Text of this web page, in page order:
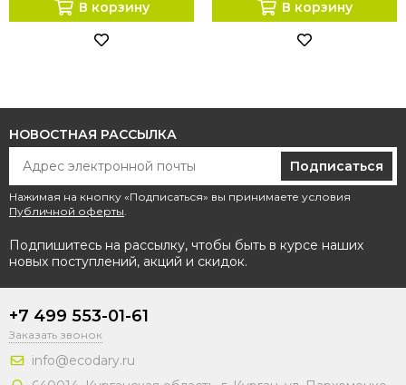
В корзину В корзину
НОВОСТНАЯ РАССЫЛКА
Подписаться
Нажимая на кнопку «Подписаться» вы принимаете условия
Публичной оферты.
Подпишитесь на рассылку, чтобы быть в курсе наших
новых поступлений, акций и скидок.
+7 499 553-01-61
Заказать звонок
info@ecodary.ru